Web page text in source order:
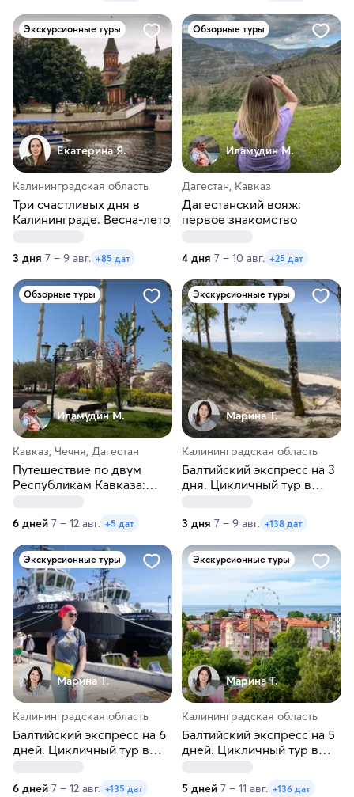
Экскурсионные туры
Екатерина Я.
Калининградская область
Три счастливых дня в
Калининграде. Весна-лето
3 дня 7 – 9 авг. +85 дат
Обзорные туры
Иламудин М.
Дагестан, Кавказ
Дагестанский вояж:
первое знакомство
4 дня 7 – 10 авг. +25 дат
Обзорные туры
Иламудин М.
Кавказ, Чечня, Дагестан
Путешествие по двум
Республикам Кавказа:
6 дней 7 – 12 авг. +5 дат
Экскурсионные туры
Марина Т.
Калининградская область
Балтийский экспресс на 3
дня. Цикличный тур в
3 дня 7 – 9 авг. +138 дат
Экскурсионные туры
Марина Т.
Калининградская область
Балтийский экспресс на 6
дней. Цикличный тур в
6 дней 7 – 12 авг. +135 дат
Экскурсионные туры
Марина Т.
Калининградская область
Балтийский экспресс на 5
дней. Цикличный тур в
5 дней 7 – 11 авг. +136 дат